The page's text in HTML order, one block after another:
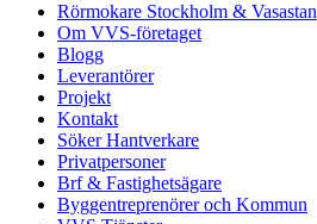
Rörmokare Stockholm & Vasastan
Om VVS-företaget
Blogg
Leverantörer
Projekt
Kontakt
Söker Hantverkare
Privatpersoner
Brf & Fastighetsägare
Byggentreprenörer och Kommun